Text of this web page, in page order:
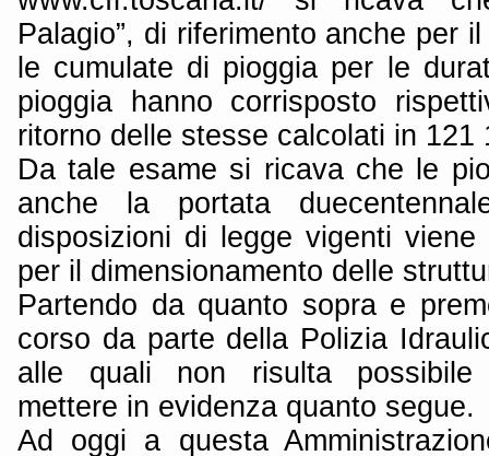
Palagio”, di riferimento anche per
le cumulate di pioggia per le
pioggia hanno corrisposto
ritorno delle stesse calcolati in 121
Da tale esame si ricava che le
anche la portata
disposizioni di legge vigenti
per il dimensionamento delle
Partendo da quanto sopra e
corso da parte della Polizia
alle quali non risulta possibile
mettere in evidenza quanto segue.
Ad oggi a questa